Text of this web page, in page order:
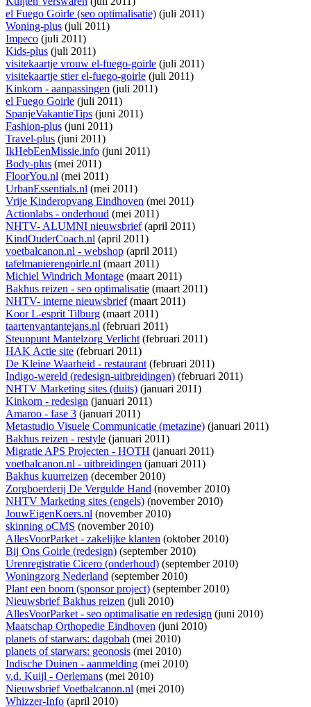
el Fuego Goirle (seo optimalisatie) (juli 2011)
Woning-plus (juli 2011)
Impeco (juli 2011)
Kids-plus (juli 2011)
visitekaartje vrouw el-fuego-goirle (juli 2011)
visitekaartje stier el-fuego-goirle (juli 2011)
Kinkorn - aanpassingen (juli 2011)
el Fuego Goirle (juli 2011)
SpanjeVakantieTips (juni 2011)
Fashion-plus (juni 2011)
Travel-plus (juni 2011)
IkHebEenMissie.info (juni 2011)
Body-plus (mei 2011)
FloorYou.nl (mei 2011)
UrbanEssentials.nl (mei 2011)
Vrije Kinderopvang Eindhoven (mei 2011)
Actionlabs - onderhoud (mei 2011)
NHTV- ALUMNI nieuwsbrief(april 2011)
KindOuderCoach.nl (april 2011)
voetbalcanon.nl - webshop (april 2011)
tafelmanierengoirle.nl (maart 2011)
Michiel Windrich Montage (maart 2011)
Bakhus reizen - seo optimalisatie (maart 2011)
NHTV- interne nieuwsbrief(maart 2011)
Koor L-esprit Tilburg (maart 2011)
taartenvantantejans.nl (februari 2011)
Steunpunt Mantelzorg Verlicht(februari 2011)
HAK Actie site (februari 2011)
De Kleine Waarheid - restaurant(februari 2011)
Indigo-wereld (redesign-uitbreidingen) (februari 2011)
NHTV Marketing sites (duits) (januari 2011)
Kinkorn - redesign (januari 2011)
Amaroo - fase 3 (januari 2011)
Metastudio Visuele Communicatie (metazine) (januari 2011)
Bakhus reizen - restyle (januari 2011)
Migratie APS Projecten - HOTH (januari 2011)
voetbalcanon.nl - uitbreidingen (januari 2011)
Bakhus kuurreizen (december 2010)
Zorgboerderij De Vergulde Hand (november 2010)
NHTV Marketing sites (engels) (november 2010)
JouwEigenKoers.nl (november 2010)
skinning oCMS (november 2010)
AllesVoorParket - zakelijke klanten (oktober 2010)
Bij Ons Goirle (redesign) (september 2010)
Urenregistratie Cicero (onderhoud) (september 2010)
Woningzorg Nederland (september 2010)
Plant een boom (sponsor project) (september 2010)
Nieuwsbrief Bakhus reizen (juli 2010)
AllesVoorParket - seo optimalisatie en redesign (juni 2010)
Maatschap Orthopedie Eindhoven (juni 2010)
planets of starwars: dagobah (mei 2010)
planets of starwars: geonosis (mei 2010)
Indische Duinen - aanmelding (mei 2010)
v.d. Kuijl - Oerlemans (mei 2010)
Nieuwsbrief Voetbalcanon.nl (mei 2010)
Whizzer-Info (april 2010)